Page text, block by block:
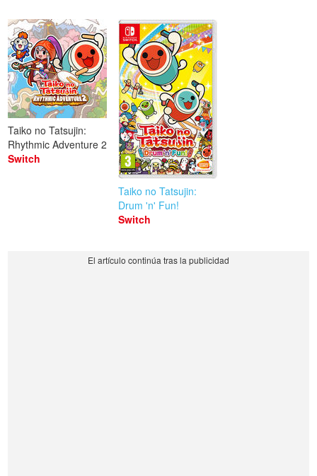
Taiko no Tatsujin:
Rhythmic Adventure 2
Switch
Taiko no Tatsujin:
Drum 'n' Fun!
Switch